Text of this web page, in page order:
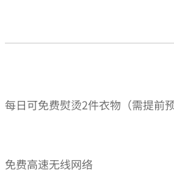
每日可免费熨烫2件衣物（需提前预
免费高速无线网络